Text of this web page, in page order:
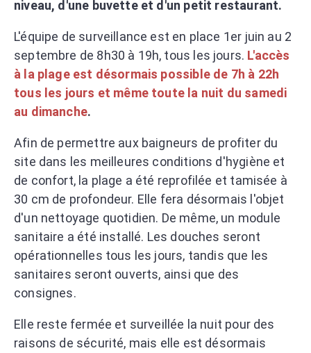
niveau, d'une buvette et d'un petit restaurant.
L'équipe de surveillance est en place 1er juin au 2
septembre de 8h30 à 19h, tous les jours. L'accès
à la plage est désormais possible de 7h à 22h
tous les jours et même toute la nuit du samedi
au dimanche.
Afin de permettre aux baigneurs de profiter du
site dans les meilleures conditions d'hygiène et
de confort, la plage a été reprofilée et tamisée à
30 cm de profondeur. Elle fera désormais l'objet
d'un nettoyage quotidien. De même, un module
sanitaire a été installé. Les douches seront
opérationnelles tous les jours, tandis que les
sanitaires seront ouverts, ainsi que des
consignes.
Elle reste fermée et surveillée la nuit pour des
raisons de sécurité, mais elle est désormais